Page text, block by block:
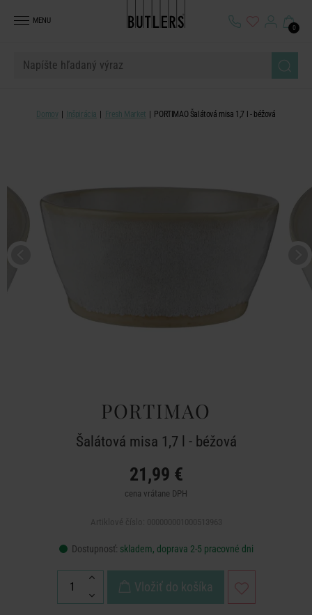
MENU
0
Domov Inšpirácia Fresh Market PORTIMAO Šalátová misa 1,7 l - béžová
PORTIMAO
Šalátová misa 1,7 l - béžová
21,99 €
cena vrátane DPH
Dostupnosť: skladem, doprava 2-5 pracovné dni
Vložiť do košíka